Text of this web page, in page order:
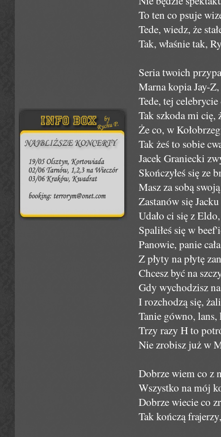
To ten co psuje
Tede, wiedz, że
Tak, właśnie tak,
Seria twoich
Marna kopia Jay-
Tede, tej
Tak szkoda mi cię,
Że co, w
Tak żeś to sobie
Jacek Graniecki
Skończyłeś się ze
Masz za sobą
Zastanów się
Udało ci się z
Spaliłeś się w
Panowie, panie
Z płyty na płytę
Chcesz być na
Gdy wychodzisz
I rozchodzą się,
Tanie gówno,
Trzy razy H to
Nie zrobisz już w
Dobrze wiem co z
Wszystko na mój
Dobrze wiecie co
Tak kończą